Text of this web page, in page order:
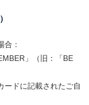
合：
」（旧：「BE
ードに記載されたご自